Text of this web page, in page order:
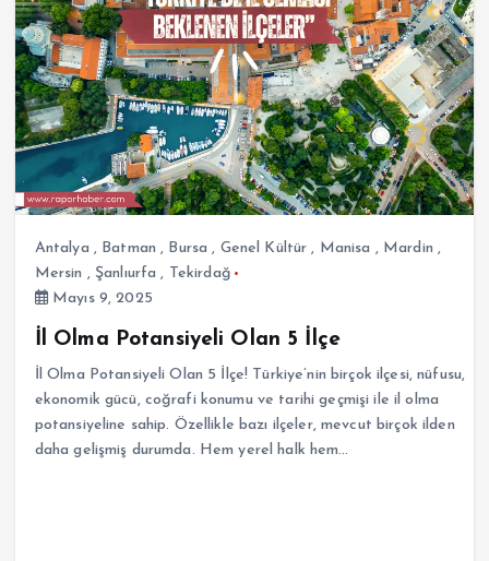
Antalya , Batman , Bursa , Genel Kültür , Manisa , Mardin ,
Mersin , Şanlıurfa , Tekirdağ
Mayıs 9, 2025
İl Olma Potansiyeli Olan 5 İlçe
İl Olma Potansiyeli Olan 5 İlçe! Türkiye’nin birçok ilçesi, nüfusu,
ekonomik gücü, coğrafi konumu ve tarihi geçmişi ile il olma
potansiyeline sahip. Özellikle bazı ilçeler, mevcut birçok ilden
daha gelişmiş durumda. Hem yerel halk hem…